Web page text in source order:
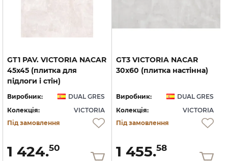
GT1 PAV. VICTORIA NACAR
45x45 (плитка для
підлоги і стін)
Виробник:
DUAL GRES
Колекція:
VICTORIA
Під замовлення
1 424.50
GT3 VICTORIA NACAR
30x60 (плитка настінна)
Виробник:
DUAL GRES
Колекція:
VICTORIA
Під замовлення
1 455.58